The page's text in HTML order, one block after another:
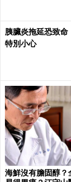
胰臟炎拖延恐致
特別小心
海鮮沒有膽固醇？